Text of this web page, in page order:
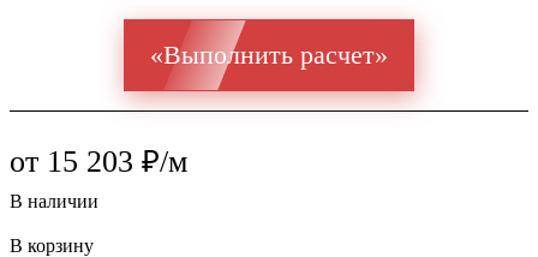
«Выполнить расчет»
от 15 203 ₽/м
В наличии
В корзину